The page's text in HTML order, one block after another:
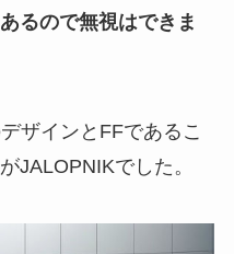
るので無視はできま
ザインとFFであるこ
JALOPNIKでした。